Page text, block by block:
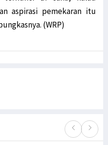
aspirasi pemekaran itu
(WRP)